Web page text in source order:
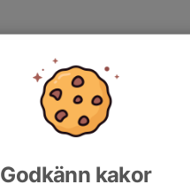
Godkänn kakor